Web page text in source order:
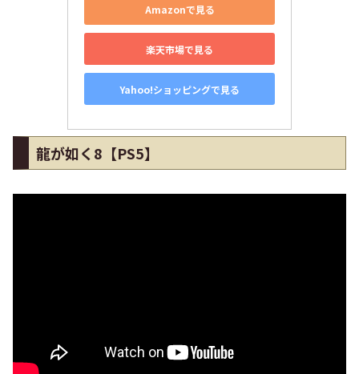
Amazonで見る
楽天市場で見る
Yahoo!ショッピングで見る
龍が如く8【PS5】